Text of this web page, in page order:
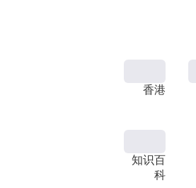
香港
知识百
科